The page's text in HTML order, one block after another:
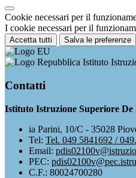
Cookie necessari per il
I cookie necessari per il
Accetta tutti Salva le preferenze
Istituto
Contatti
Istituto Istruzione Superiore De
ia Parini, 10/C - 35028
Tel: Tel. 049 5841692 /
Email:
PEC:
C.F.: 80024700280